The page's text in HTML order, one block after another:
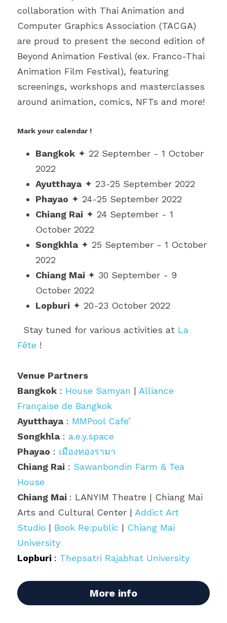
collaboration with Thai Animation and
Computer Graphics Association (TACGA)
are proud to present the second edition of
Beyond Animation Festival (ex. Franco-Thai
Animation Film Festival), featuring
screenings, workshops and masterclasses
around animation, comics, NFTs and more!
Mark your calendar !
Bangkok ✦ 22 September - 1 October
2022
Ayutthaya ✦ 23-25 September 2022
Phayao ✦ 24-25 September 2022
Chiang Rai ✦ 24 September - 1
October 2022
Songkhla ✦ 25 September - 1 October
2022
Chiang Mai ✦ 30 September - 9
October 2022
Lopburi ✦ 20-23 October 2022
Stay tuned for various activities at La
Fête !
Venue Partners
Bangkok : House Samyan | Alliance
Française de Bangkok
Ayutthaya : MMPool Cafe’
Songkhla : a.e.y.space
Phayao : เมืองทองรามา
Chiang Rai : Sawanbondin Farm & Tea
House
Chiang Mai : LANYIM Theatre | Chiang Mai
Arts and Cultural Center | Addict Art
Studio | Book Re:public | Chiang Mai
University
Lopburi : Thepsatri Rajabhat University
More info